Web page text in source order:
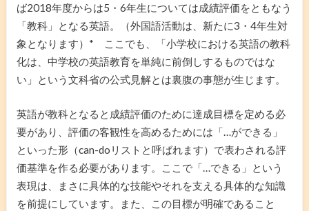
ば2018年度からは5・6年生については成績評価をともなう
「教科」となる英語。（外国語活動は、新たに3・4年生対
象となります）* ここでも、「小学校における英語の教科
化は、中学校の英語教育を単純に前倒しするものではな
い」という文科省の公式見解とは裏腹の事態が生じます。
英語が教科となると成績評価のために達成目標を定める必
要があり、評価の客観性を高めるためには「…ができる」
といった形（can-doリストと呼ばれます）で表わされる評
価基準を作る必要があります。ここで「…できる」という
表現は、まさに具体的な技能やそれを支える具体的な知識
を前提にしています。また、この目標が明確であること